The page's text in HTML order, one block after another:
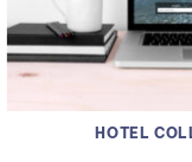
HOTEL